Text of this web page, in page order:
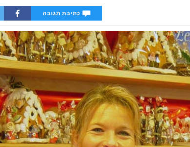
כתיבת תגובה